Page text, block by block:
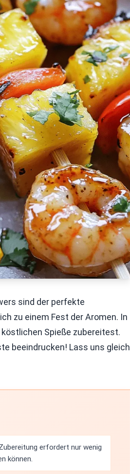
sind der perfekte
zu einem Fest der Aromen. In
Spieße zubereitest.
beeindrucken! Lass uns gleich
erfordert nur wenig
können.